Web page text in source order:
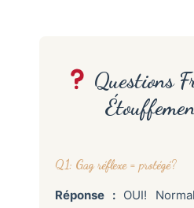
Questions
Q1: Gag réflexe = protégé?
Réponse :OUI!